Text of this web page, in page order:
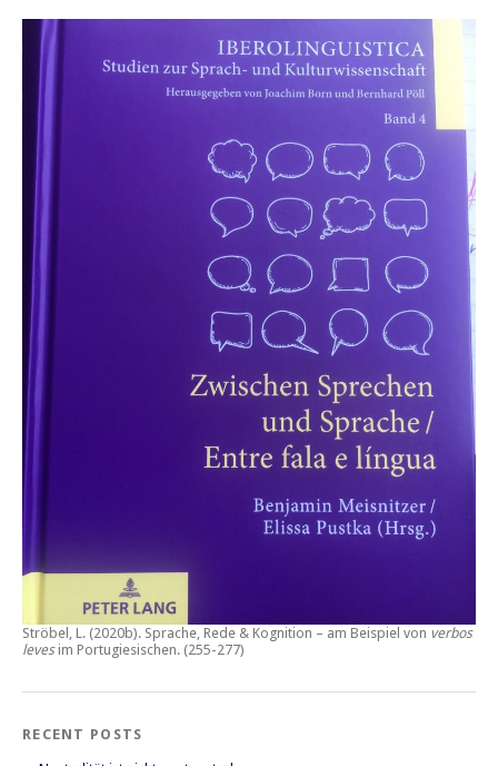
Ströbel, L. (2020b). Sprache, Rede & Kognition – am Beispiel von verbos
levesim Portugiesischen. (255-277)
RECENT POSTS